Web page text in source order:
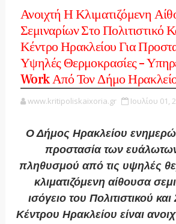
Ανοιχτή Η Κλιματιζόμενη
Σεμιναρίων Στο Πολιτιστικό
Κέντρο Ηρακλείου Για
Υψηλές Θερμοκρασίες –
Work Από Τον Δήμο
www.kritipoliskaixoria.gr Ιουλίου 01,
Ο Δήμος Ηρακλείου
προστασία των
πληθυσμού από τις υψηλές
κλιματιζόμενη αίθουσα
ισόγειο του Πολιτιστικού
Κέντρου Ηρακλείου είναι